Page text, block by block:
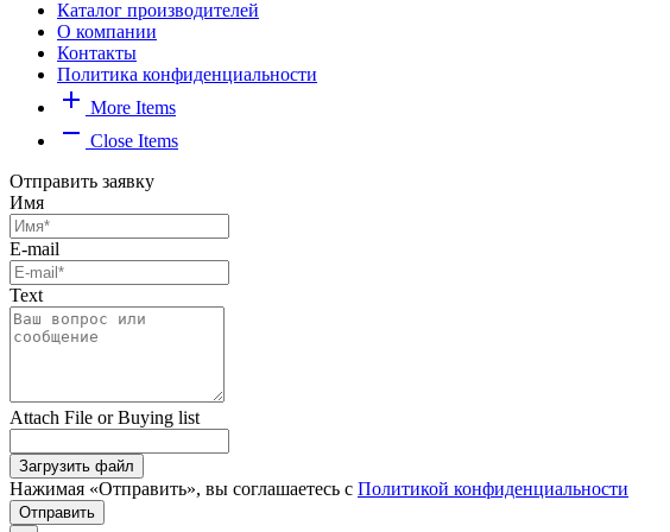
Каталог производителей
О компании
Контакты
Политика конфиденциальности
add More Items
remove Close Items
Отправить заявку
Имя
E-mail
Text
Attach File or Buying list
Загрузить файл
Нажимая «Отправить», вы соглашаетесь с Политикой конфиденциальности
Отправить